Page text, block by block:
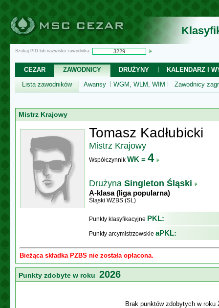
Szukaj PID lub nazwisko zawodnika:
CEZAR ZAWODNICY DRUŻYNY
KALENDARZ I
Lista zawodników
Awansy WGM, WLM, WIM Zawodnicy
Mistrz Krajowy
Tomasz Kadłubicki
Mistrz Krajowy
Współczynnik WK = 4
Drużyna Singleton Śląski
A-klasa (liga popularna)
Śląski WZBS (SL)
Punkty klasyfikacyjne PKL:
Punkty arcymistrzowskie aPKL:
Bieżąca składka PZBS nie została opłacona.
Punkty zdobyte w roku 2026
Brak punktów zdobytych w roku